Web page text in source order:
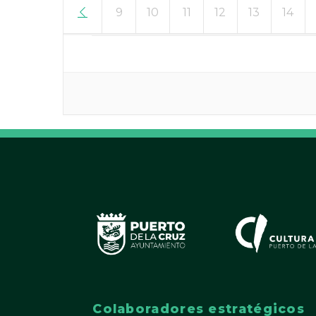
8 9 10 11 12 13 14
Colaboradores estratégicos